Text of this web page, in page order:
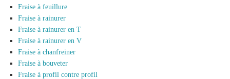
Fraise à feuillure
Fraise à rainurer
Fraise à rainurer en T
Fraise à rainurer en V
Fraise à chanfreiner
Fraise à bouveter
Fraise à profil contre profil